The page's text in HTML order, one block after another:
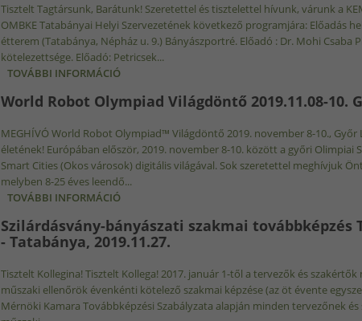
Tisztelt Tagtársunk, Barátunk! Szeretettel és tisztelettel hívunk, várunk a
OMBKE Tatabányai Helyi Szervezetének következő programjára: Előadás
étterem (Tatabánya, Népház u. 9.) Bányászportré. Előadó : Dr. Mohi Csaba
kötelezettsége. Előadó: Petricsek...
TOVÁBBI INFORMÁCIÓMEGHÍVÓ A KEM MK SZILÁRDÁSVÁNY-
World Robot Olympiad Világdöntő 2019.11.08-10.
MEGHÍVÓ World Robot Olympiad™ Világdöntő 2019. november 8-10.,
életének! Európában először, 2019. november 8-10. között a győri
Smart Cities (Okos városok) digitális világával. Sok szeretettel meghívjuk
melyben 8-25 éves leendő...
TOVÁBBI INFORMÁCIÓWORLD ROBOT OLYMPIAD VILÁGDÖNTŐ
Szilárdásvány-bányászati szakmai továbbképzés
- Tatabánya, 2019.11.27.
Tisztelt Kollegina! Tisztelt Kollega! 2017. január 1-től a tervezők és
műszaki ellenőrök évenkénti kötelező szakmai képzése (az öt évente
Mérnöki Kamara Továbbképzési Szabályzata alapján minden tervezőnek